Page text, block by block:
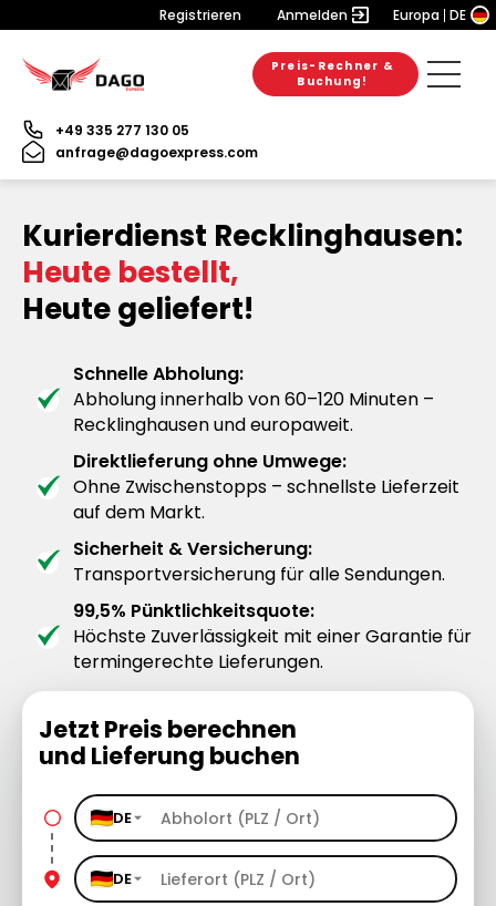
Registrieren Anmelden Europa DE
Preis-Rechner &
Buchung!
+49 335 277 130 05
anfrage@dagoexpress.com
Kurierdienst Recklinghausen:
Heute bestellt,
Heute geliefert!
Schnelle Abholung:
Abholung innerhalb von 60–120 Minuten –
Recklinghausen und europaweit.
Direktlieferung ohne Umwege:
Ohne Zwischenstopps – schnellste Lieferzeit
auf dem Markt.
Sicherheit & Versicherung:
Transportversicherung für alle Sendungen.
99,5% Pünktlichkeitsquote:
Höchste Zuverlässigkeit mit einer Garantie für
termingerechte Lieferungen.
Jetzt Preis berechnen
und Lieferung buchen
DE
DE